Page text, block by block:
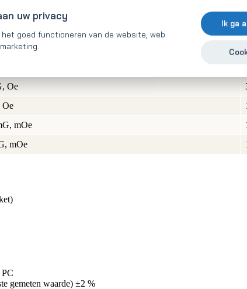
USB-kabel en software geleverd. Door de USB-kabel kan
Oe
Oe
mOe
mOe
gemeten waarde) ±2 %
uw privacy
goed functioneren van de website, web
Ik ga